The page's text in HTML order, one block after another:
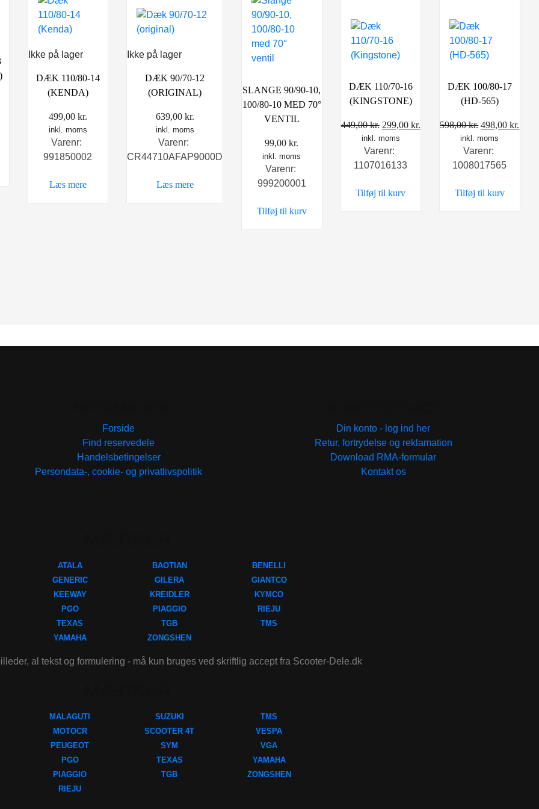
Ikke på lager
DÆK 110/80-14
(KENDA)
499,00 kr.
inkl. moms
Varenr:
991850002
Læs mere
Ikke på lager
DÆK 90/70-12
(ORIGINAL)
639,00 kr.
inkl. moms
Varenr:
CR44710AFAP9000D
Læs mere
SLANGE 90/90-10,
100/80-10 MED 70°
VENTIL
99,00kr.
inkl. moms
Varenr:
999200001
Tilføj til kurv
DÆK 110/70-16
(KINGSTONE)
449,00kr. Den
oprindelige
pris
var:
299,00 kr.Den
inkl. moms
Varenr:
1107016133
Tilføj til kurv
DÆK 100/80-17
(HD-565)
598,00kr. Den
oprindelige
pris
var:
498,00kr.
inkl. moms
Varenr:
1008017565
Tilføj til kurv
Forside
Find reservedele
Handelsbetingelser
Persondata-, cookie- og privatlivspolitik
Din konto - log ind her
Retur, fortrydelse og reklamation
Download RMA-formular
Kontakt os
ATALA
GENERIC
KEEWAY
PGO
TEXAS
YAMAHA
BAOTIAN
GILERA
KREIDLER
PIAGGIO
TGB
ZONGSHEN
BENELLI
GIANTCO
KYMCO
RIEJU
TMS
al tekst og formulering - må kun bruges ved skriftlig accept fra Scooter-Dele.dk
MALAGUTI
MOTOCR
PEUGEOT
PGO
PIAGGIO
RIEJU
SUZUKI
SCOOTER 4T
SYM
TEXAS
TGB
TMS
VESPA
VGA
YAMAHA
ZONGSHEN